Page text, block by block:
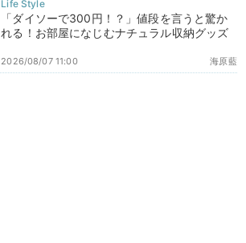
「ダイソーで300円！？」値段を言うと驚か
れる！お部屋になじむナチュラル収納グッズ
海原藍
2026/08/07 11:00